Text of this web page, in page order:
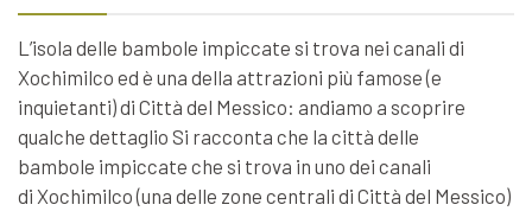
L’isola delle bambole impiccate si trova nei canali di
Xochimilco ed è una della attrazioni più famose (e
inquietanti) di Città del Messico: andiamo a scoprire
qualche dettaglio Si racconta che la città delle
bambole impiccate che si trova in uno dei canali
di Xochimilco (una delle zone centrali di Città del Messico)